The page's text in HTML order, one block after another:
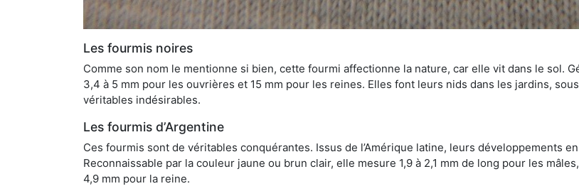
Les fourmis noires
Comme son nom le mentionne si bien, cette fourmi affectionne la nature, car elle vit dans le sol.
3,4 à 5 mm pour les ouvrières et 15 mm pour les reines. Elles font leurs nids dans les jardins,
véritables indésirables.
Les fourmis d’Argentine
Ces fourmis sont de véritables conquérantes. Issus de l’Amérique latine, leurs développements
Reconnaissable par la couleur jaune ou brun clair, elle mesure 1,9 à 2,1 mm de long pour les
4,9 mm pour la reine.